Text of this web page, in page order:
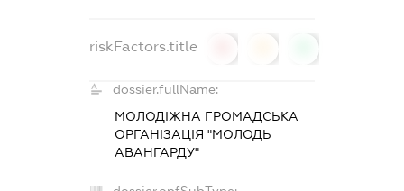
riskFactors.title
dossier.fullName:
МОЛОДІЖНА ГРОМАДСЬКА
ОРГАНІЗАЦІЯ "МОЛОДЬ
АВАНГАРДУ"